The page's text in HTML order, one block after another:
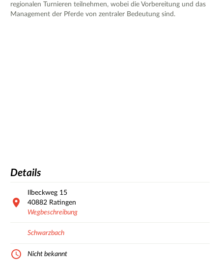
regionalen Turnieren teilnehmen, wobei die Vorbereitung und das
Management der Pferde von zentraler Bedeutung sind.
Details
Ilbeckweg 15
40882 Ratingen
Wegbeschreibung
Schwarzbach
Nicht bekannt